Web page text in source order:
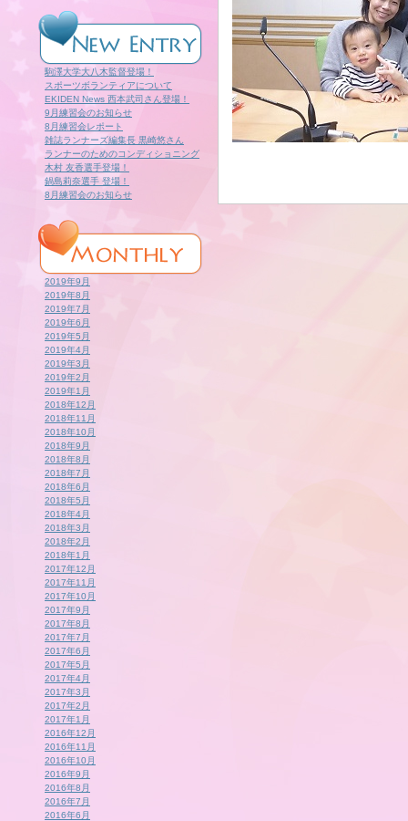
駒澤大学大八木監督登場！
スポーツボランティアについて
EKIDEN News 西本武司さん登場！
9月練習会のお知らせ
8月練習会レポート
雑誌ランナーズ編集長 黒崎悠さん
ランナーのためのコンディショニング
木村 友香選手登場！
鍋島莉奈選手 登場！
8月練習会のお知らせ
2019年9月
2019年8月
2019年7月
2019年6月
2019年5月
2019年4月
2019年3月
2019年2月
2019年1月
2018年12月
2018年11月
2018年10月
2018年9月
2018年8月
2018年7月
2018年6月
2018年5月
2018年4月
2018年3月
2018年2月
2018年1月
2017年12月
2017年11月
2017年10月
2017年9月
2017年8月
2017年7月
2017年6月
2017年5月
2017年4月
2017年3月
2017年2月
2017年1月
2016年12月
2016年11月
2016年10月
2016年9月
2016年8月
2016年7月
2016年6月